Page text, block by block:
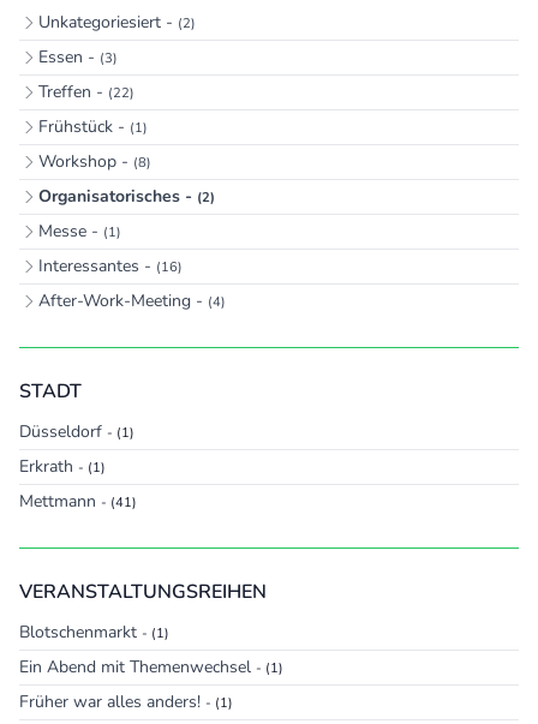
Unkategoriesiert - (2)
Essen - (3)
Treffen - (22)
Frühstück - (1)
Workshop - (8)
Organisatorisches - (2)
Messe - (1)
Interessantes - (16)
After-Work-Meeting - (4)
STADT
Düsseldorf - (1)
Erkrath - (1)
Mettmann - (41)
VERANSTALTUNGSREIHEN
Blotschenmarkt - (1)
Ein Abend mit Themenwechsel - (1)
Früher war alles anders! - (1)